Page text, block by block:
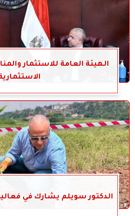
الهيئة العامة للاستثمار
الدكتور سويلم يشارك في